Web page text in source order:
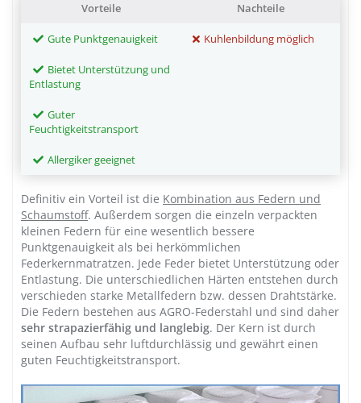
Vorteile Nachteile
Gute Punktgenauigkeit Kuhlenbildung möglich
Bietet Unterstützung und
Entlastung
Guter
Feuchtigkeitstransport
Allergiker geeignet
Definitiv ein Vorteil ist die Kombination aus Federn und
Schaumstoff. Außerdem sorgen die einzeln verpackten
kleinen Federn für eine wesentlich bessere
Punktgenauigkeit als bei herkömmlichen
Federkernmatratzen. Jede Feder bietet Unterstützung oder
Entlastung. Die unterschiedlichen Härten entstehen durch
verschieden starke Metallfedern bzw. dessen Drahtstärke.
Die Federn bestehen aus AGRO-Federstahl und sind daher
sehr strapazierfähig und langlebig. Der Kern ist durch
seinen Aufbau sehr luftdurchlässig und gewährt einen
guten Feuchtigkeitstransport.